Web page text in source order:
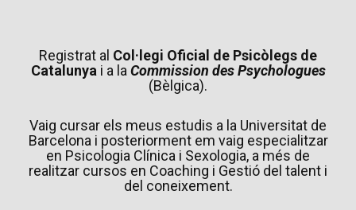
Registrat al Col·legi Oficial de Psicòlegs de
Catalunya i a la Commission des Psychologues
(Bèlgica).
Vaig cursar els meus estudis a la Universitat de
Barcelona i posteriorment em vaig especialitzar
en Psicologia Clínica i Sexologia, a més de
realitzar cursos en Coaching i Gestió del talent i
del coneixement.